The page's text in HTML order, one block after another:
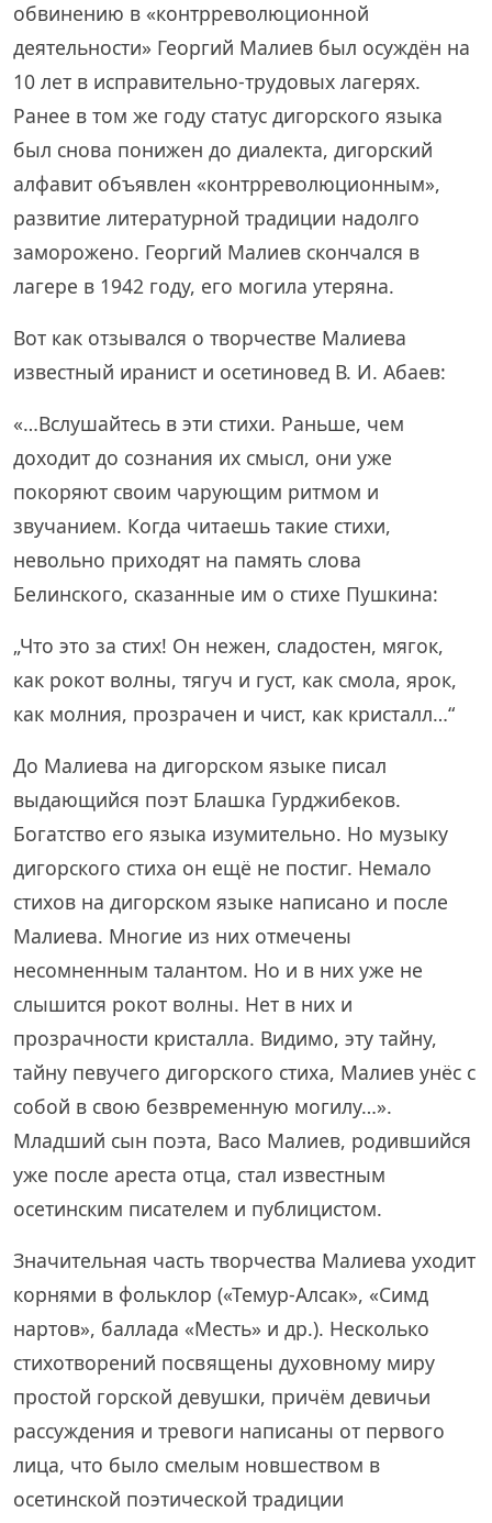
обвинению в «контрреволюционной
деятельности» Георгий Малиев был осуждён на
10 лет в исправительно-трудовых лагерях.
Ранее в том же году статус дигорского языка
был снова понижен до диалекта, дигорский
алфавит объявлен «контрреволюционным»,
развитие литературной традиции надолго
заморожено. Георгий Малиев скончался в
лагере в 1942 году, его могила утеряна.
Вот как отзывался о творчестве Малиева
известный иранист и осетиновед В. И. Абаев:
«…Вслушайтесь в эти стихи. Раньше, чем
доходит до сознания их смысл, они уже
покоряют своим чарующим ритмом и
звучанием. Когда читаешь такие стихи,
невольно приходят на память слова
Белинского, сказанные им о стихе Пушкина:
„Что это за стих! Он нежен, сладостен, мягок,
как рокот волны, тягуч и густ, как смола, ярок,
как молния, прозрачен и чист, как кристалл…“
До Малиева на дигорском языке писал
выдающийся поэт Блашка Гурджибеков.
Богатство его языка изумительно. Но музыку
дигорского стиха он ещё не постиг. Немало
стихов на дигорском языке написано и после
Малиева. Многие из них отмечены
несомненным талантом. Но и в них уже не
слышится рокот волны. Нет в них и
прозрачности кристалла. Видимо, эту тайну,
тайну певучего дигорского стиха, Малиев унёс с
собой в свою безвременную могилу…».
Младший сын поэта, Васо Малиев, родившийся
уже после ареста отца, стал известным
осетинским писателем и публицистом.
Значительная часть творчества Малиева уходит
корнями в фольклор («Темур-Алсак», «Симд
нартов», баллада «Месть» и др.). Несколько
стихотворений посвящены духовному миру
простой горской девушки, причём девичьи
рассуждения и тревоги написаны от первого
лица, что было смелым новшеством в
осетинской поэтической традиции